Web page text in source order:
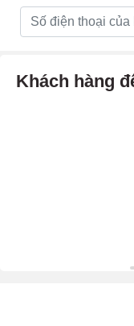
Khách hàng